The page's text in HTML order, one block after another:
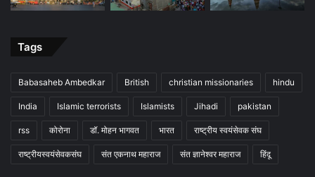
Tags
Babasaheb Ambedkar British christian missionaries hindu
India Islamic terrorists Islamists Jihadi pakistan
rss कोरोना डॉ. मोहन भागवत भारत राष्ट्रीय स्वयंसेवक संघ
राष्ट्रीयस्वयंसेवकसंघ संत एकनाथ महाराज संत ज्ञानेश्वर महाराज हिंदू